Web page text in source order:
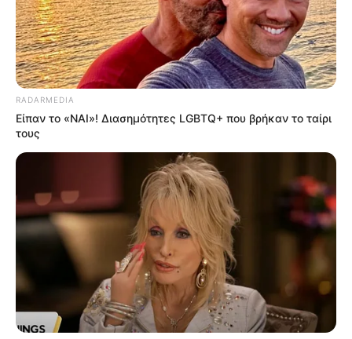
EMAIL ΑΚΟΛΟΥΘΉΣΤΕ
RADARMEDIA
Είπαν το «ΝΑΙ»! Διασημότητες LGBTQ+ που βρήκαν το ταίρι
τους